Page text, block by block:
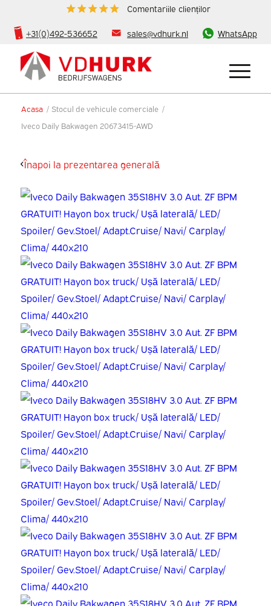
Comentariile clienților
+31(0)492-536652 sales@vdhurk.nl WhatsApp
Acasa / Stocul de vehicule comerciale /
Iveco Daily Bakwagen 20673415-AWD
Înapoi la prezentarea generală